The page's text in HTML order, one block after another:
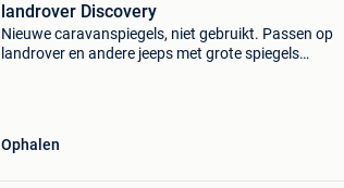
landrover Discovery
Nieuwe caravanspiegels, niet gebruikt. Passen op
landrover en andere jeeps met grote spiegels
Ophalen